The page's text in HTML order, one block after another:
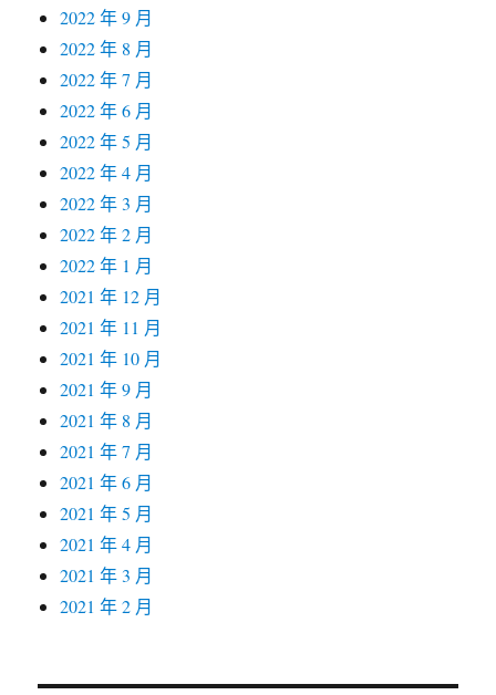
2022 年 9 月
2022 年 8 月
2022 年 7 月
2022 年 6 月
2022 年 5 月
2022 年 4 月
2022 年 3 月
2022 年 2 月
2022 年 1 月
2021 年 12 月
2021 年 11 月
2021 年 10 月
2021 年 9 月
2021 年 8 月
2021 年 7 月
2021 年 6 月
2021 年 5 月
2021 年 4 月
2021 年 3 月
2021 年 2 月